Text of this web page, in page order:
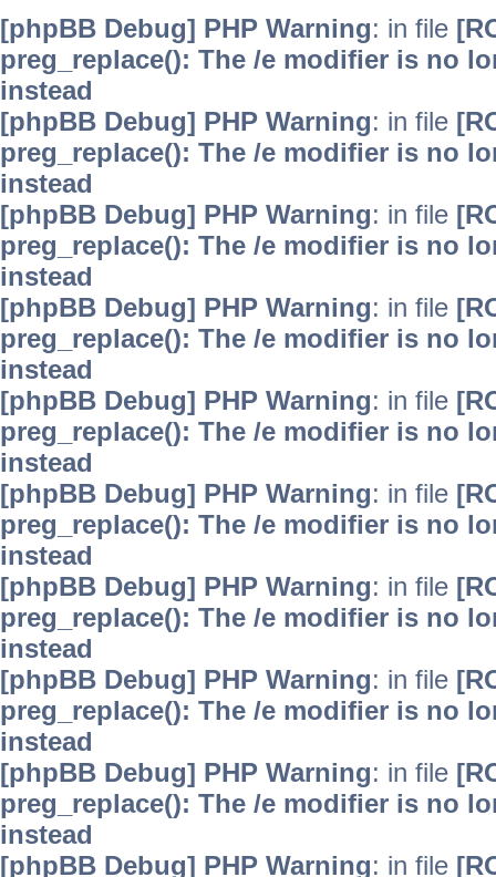
[phpBB Debug] PHP Warning: in file
preg_replace(): The /e modifier is no
instead
[phpBB Debug] PHP Warning: in file
preg_replace(): The /e modifier is no
instead
[phpBB Debug] PHP Warning: in file
preg_replace(): The /e modifier is no
instead
[phpBB Debug] PHP Warning: in file
preg_replace(): The /e modifier is no
instead
[phpBB Debug] PHP Warning: in file
preg_replace(): The /e modifier is no
instead
[phpBB Debug] PHP Warning: in file
preg_replace(): The /e modifier is no
instead
[phpBB Debug] PHP Warning: in file
preg_replace(): The /e modifier is no
instead
[phpBB Debug] PHP Warning: in file
preg_replace(): The /e modifier is no
instead
[phpBB Debug] PHP Warning: in file
preg_replace(): The /e modifier is no
instead
[phpBB Debug] PHP Warning: in file